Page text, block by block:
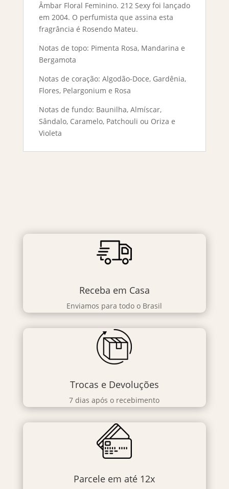
Âmbar Floral Feminino. 212 Sexy foi lançado
em 2004. O perfumista que assina esta
fragrância é Rosendo Mateu.
Notas de topo: Pimenta Rosa, Mandarina e
Bergamota
Notas de coração: Algodão-Doce, Gardênia,
Flores, Pelargonium e Rosa
Notas de fundo: Baunilha, Almíscar,
Sândalo, Caramelo, Patchouli ou Oriza e
Violeta
Receba em Casa
Enviamos para todo o Brasil
Trocas e Devoluções
7 dias após o recebimento
Parcele em até 12x